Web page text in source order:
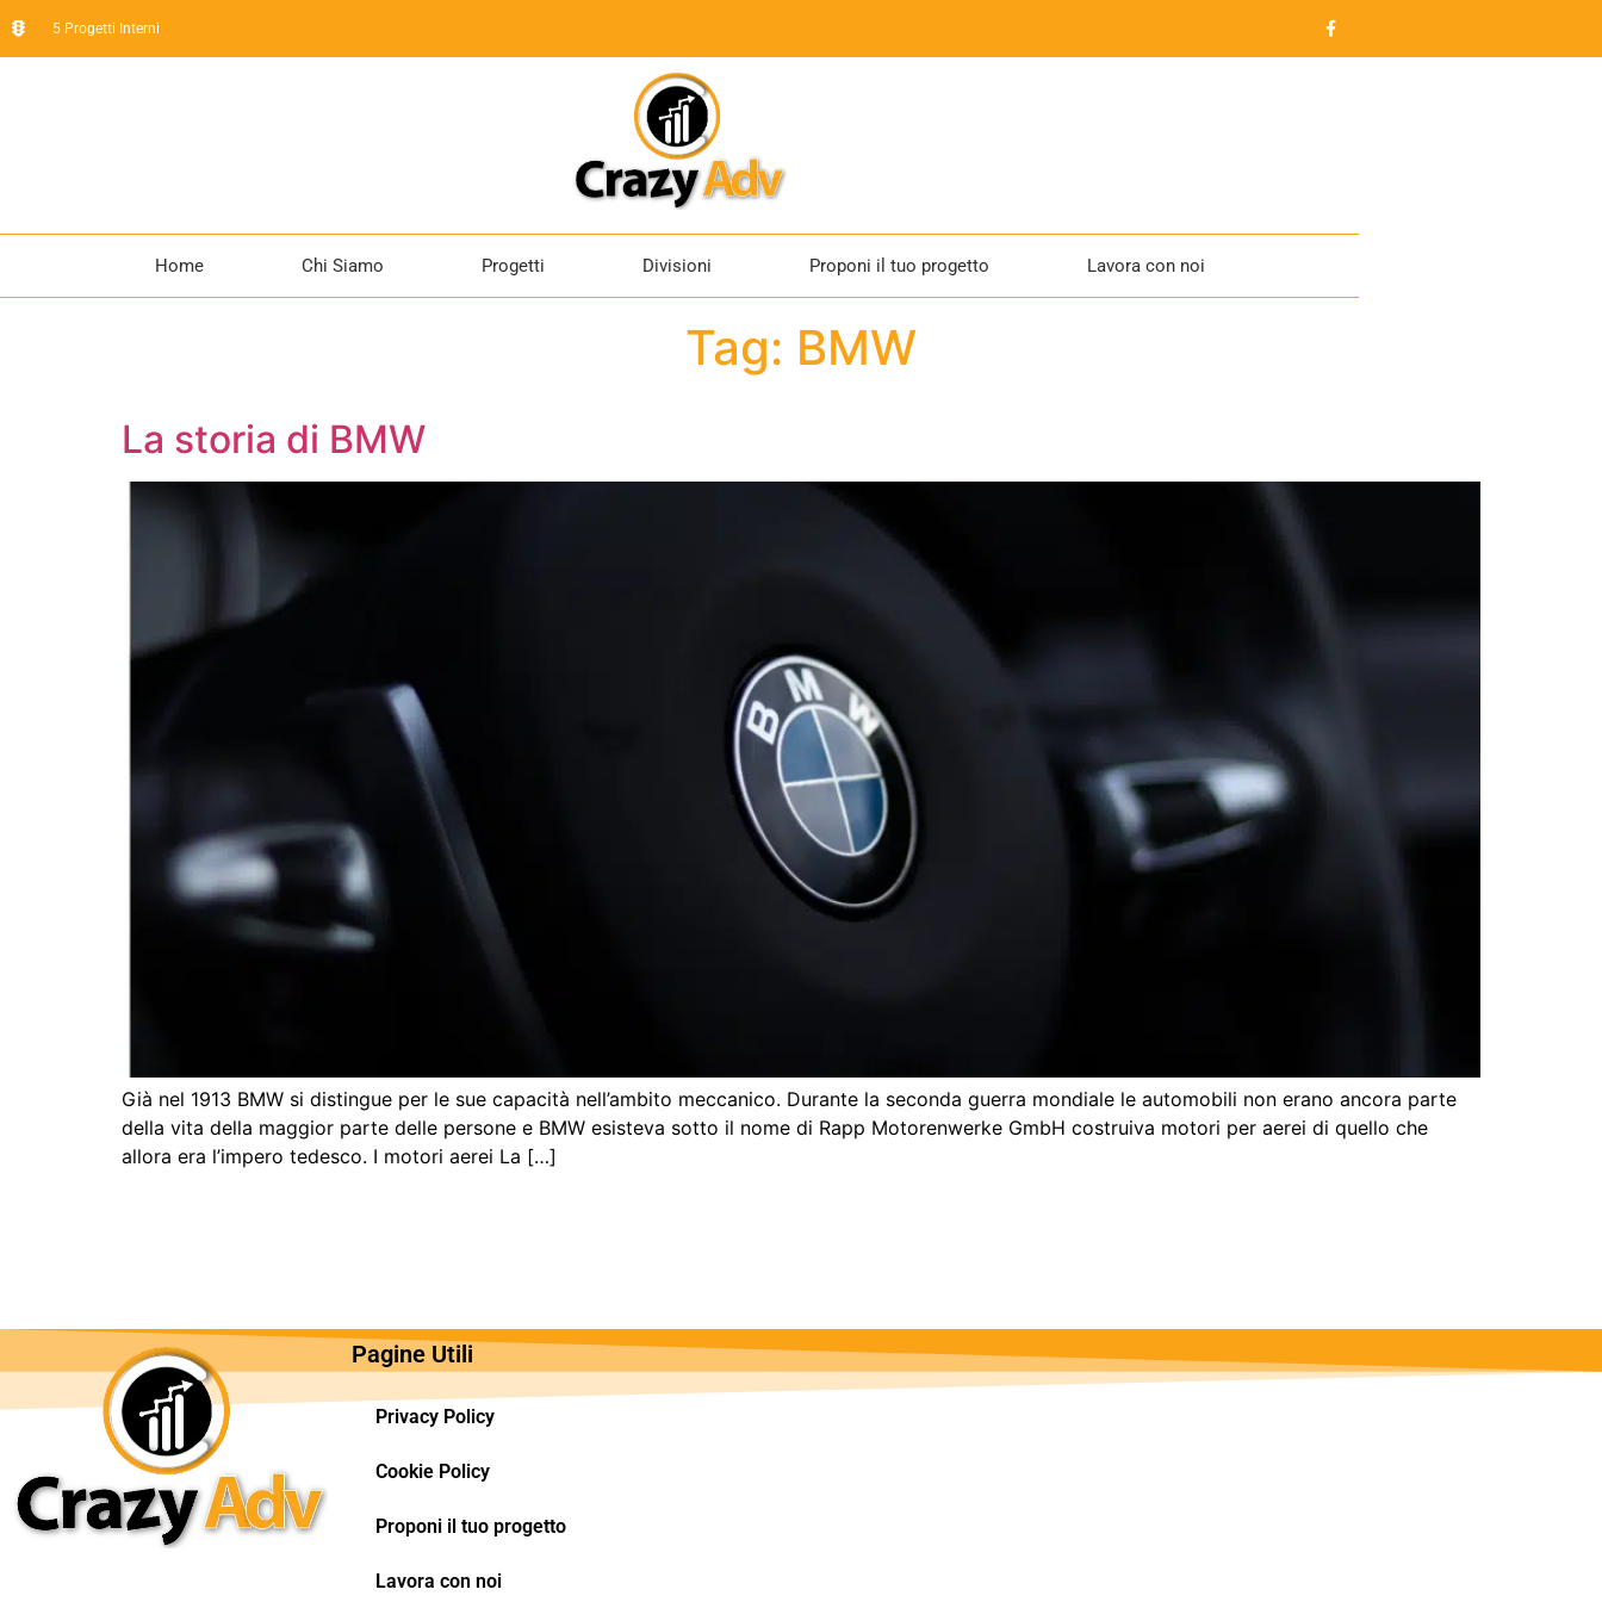
5 Progetti Interni
Home Chi Siamo Progetti Divisioni Proponi il tuo progetto Lavora con noi
Tag: BMW
La storia di BMW
Già nel 1913 BMW si distingue per le sue capacità nell’ambito meccanico. Durante la seconda guerra mondiale le automobili non erano ancora parte
della vita della maggior parte delle persone e BMW esisteva sotto il nome di Rapp Motorenwerke GmbH costruiva motori per aerei di quello che
allora era l’impero tedesco. I motori aerei La […]
Pagine Utili
Privacy Policy
Cookie Policy
Proponi il tuo progetto
Lavora con noi